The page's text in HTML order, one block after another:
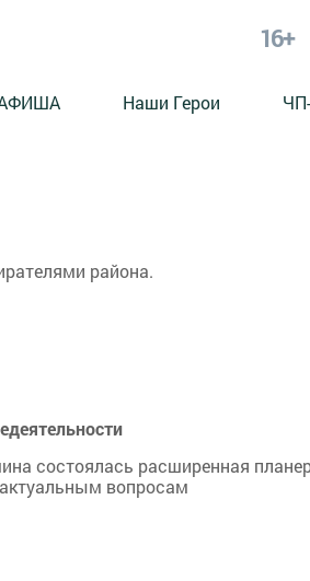
16+
Наши Герои
района.
состоялась расширенная
вопросам